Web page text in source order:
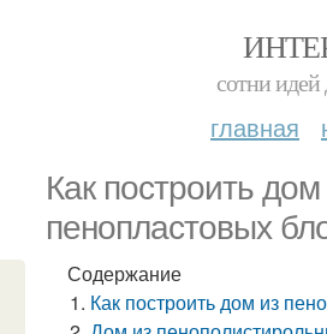
сотни идей
главная
Как построить
пенопластовых
Содержание
Как построить дом из